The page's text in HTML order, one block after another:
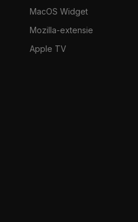
MacOS Widget
Mozilla-extensie
Apple TV